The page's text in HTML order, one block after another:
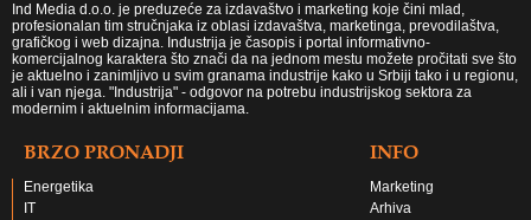
Ind Media d.o.o. je preduzeće za izdavaštvo i marketing koje čini mlad,
profesionalan tim stručnjaka iz oblasi izdavaštva, marketinga, prevodilaštva,
grafičkog i web dizajna. Industrija je časopis i portal informativno-
komercijalnog karaktera što znači da na jednom mestu možete pročitati sve što
je aktuelno i zanimljivo u svim granama industrije kako u Srbiji tako i u regionu,
ali i van njega. "Industrija" - odgovor na potrebu industrijskog sektora za
modernim i aktuelnim informacijama.
BRZO PRONADJI
Energetika
IT
INFO
Marketing
Arhiva